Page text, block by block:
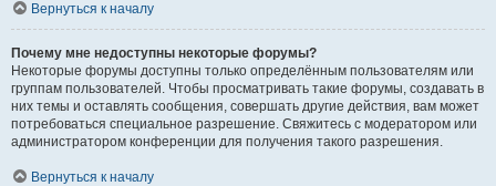
Вернуться к началу
Почему мне недоступны некоторые форумы?
Некоторые форумы доступны только определённым пользователям или
группам пользователей. Чтобы просматривать такие форумы, создавать в
них темы и оставлять сообщения, совершать другие действия, вам может
потребоваться специальное разрешение. Свяжитесь с модератором или
администратором конференции для получения такого разрешения.
Вернуться к началу